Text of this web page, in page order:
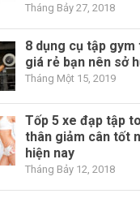
Tháng Bảy 27, 2018
8 dụng cụ tập gym
giá rẻ bạn nên sở
Tháng Một 15, 2019
Tốp 5 xe đạp tập
thân giảm cân tốt
hiện nay
Tháng Bảy 12, 2018